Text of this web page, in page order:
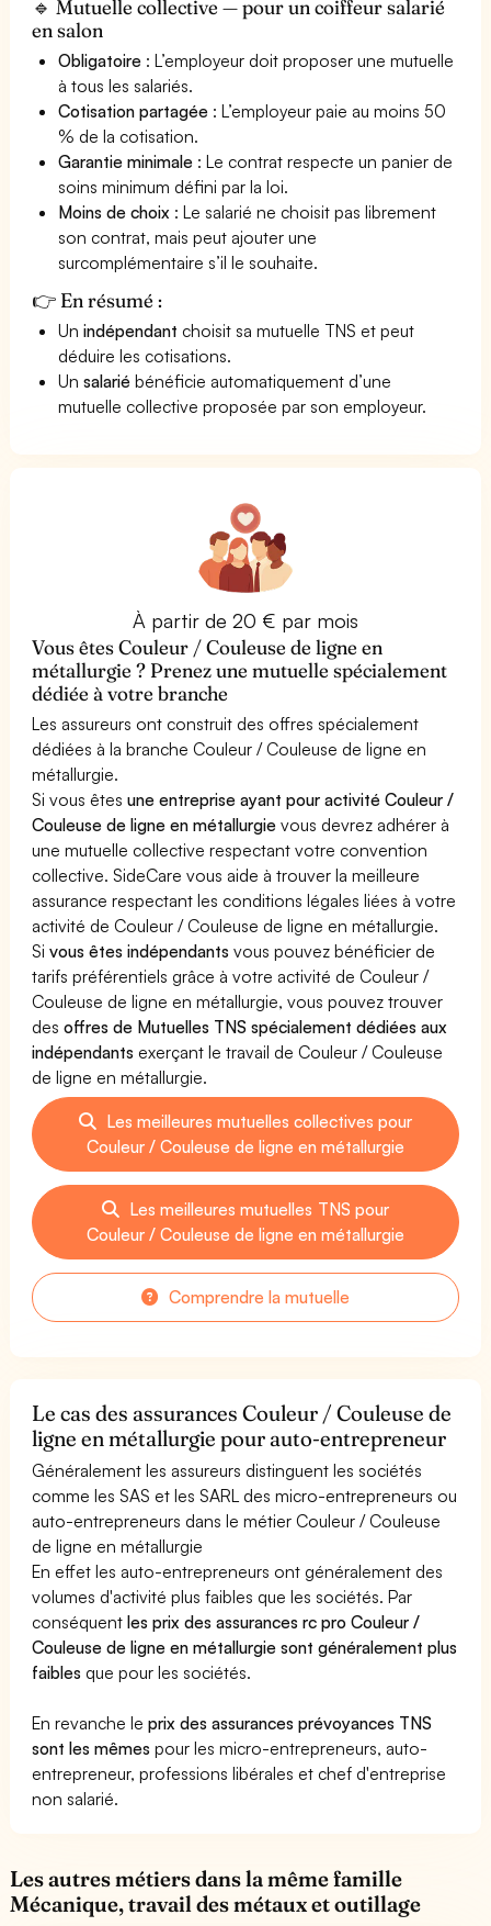
🔹 Mutuelle collective — pour un coiffeur salarié
en salon
Obligatoire : L’employeur doit proposer une mutuelle
à tous les salariés.
Cotisation partagée : L’employeur paie au moins 50
% de la cotisation.
Garantie minimale : Le contrat respecte un panier de
soins minimum défini par la loi.
Moins de choix : Le salarié ne choisit pas librement
son contrat, mais peut ajouter une
surcomplémentaire s’il le souhaite.
👉 En résumé :
Unindépendant choisit sa mutuelle TNS et peut
déduire les cotisations.
Unsalarié bénéficie automatiquement d’une
mutuelle collective proposée par son employeur.
À partir de 20 € par mois
Vous êtes Couleur / Couleuse de ligne en
métallurgie ? Prenez une mutuelle spécialement
dédiée à votre branche
Les assureurs ont construit des offres spécialement
dédiées à la branche Couleur / Couleuse de ligne en
métallurgie.
Si vous êtesune entreprise ayant pour activité Couleur /
Couleuse de ligne en métallurgie vous devrez adhérer à
une mutuelle collective respectant votre convention
collective. SideCare vous aide à trouver la meilleure
assurance respectant les conditions légales liées à votre
activité de Couleur / Couleuse de ligne en métallurgie.
Sivous êtes indépendants vous pouvez bénéficier de
tarifs préférentiels grâce à votre activité de Couleur /
Couleuse de ligne en métallurgie, vous pouvez trouver
desoffres de Mutuelles TNS spécialement dédiées aux
indépendants exerçant le travail de Couleur / Couleuse
de ligne en métallurgie.
Les meilleures mutuelles collectives pour
Couleur / Couleuse de ligne en métallurgie
Les meilleures mutuelles TNS pour
Couleur / Couleuse de ligne en métallurgie
Comprendre la mutuelle
Le cas des assurances Couleur / Couleuse de
ligne en métallurgie pour auto-entrepreneur
Généralement les assureurs distinguent les sociétés
comme les SAS et les SARL des micro-entrepreneurs ou
auto-entrepreneurs dans le métier Couleur / Couleuse
de ligne en métallurgie
En effet les auto-entrepreneurs ont généralement des
volumes d'activité plus faibles que les sociétés. Par
conséquentles prix des assurances rc pro Couleur /
Couleuse de ligne en métallurgie sont généralement plus
faibles que pour les sociétés.
En revanche leprix des assurances prévoyances TNS
sont les mêmes pour les micro-entrepreneurs, auto-
entrepreneur, professions libérales et chef d'entreprise
non salarié.
Les autres métiers dans la même famille
Mécanique, travail des métaux et outillage